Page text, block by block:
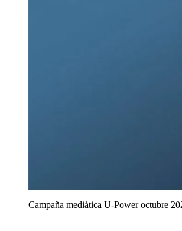
Campaña mediática U‑Power octubre